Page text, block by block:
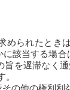
められたとき
該当する場
旨を遅滞なく